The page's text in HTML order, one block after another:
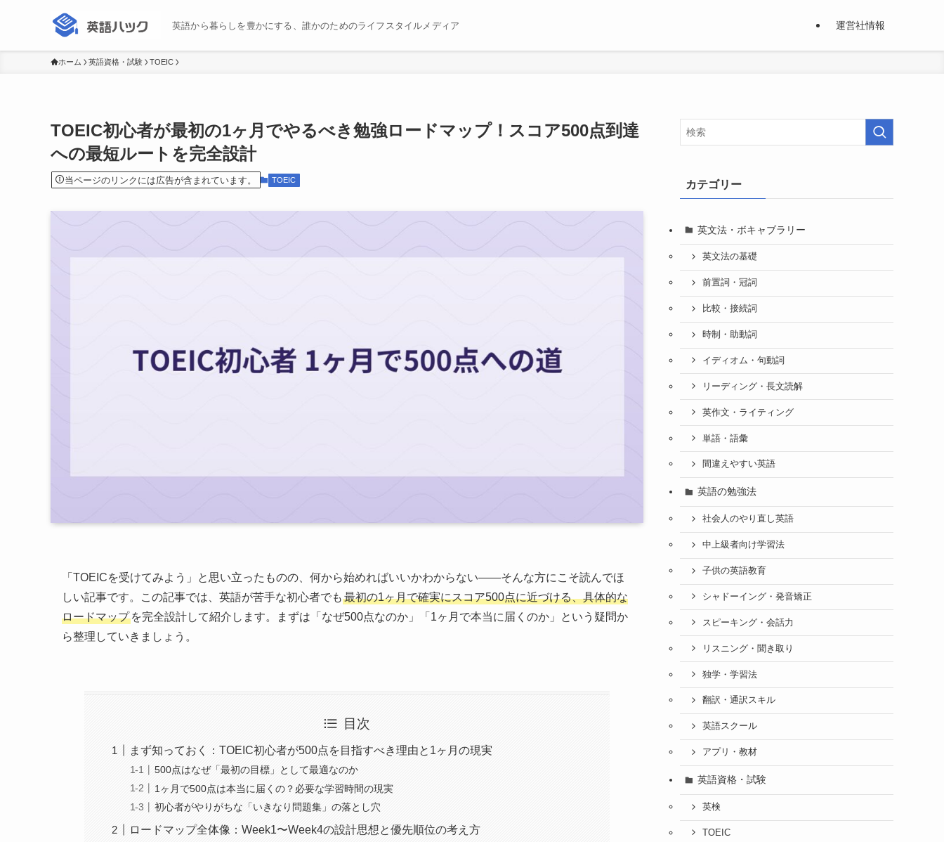
英語から暮らしを豊かにする、誰かのためのライフスタイルメディア 運営社情報
ホーム 英語資格・試験 TOEIC
TOEIC初心者が最初の1ヶ月でやるべき勉強ロードマップ！スコア500点到達
への最短ルートを完全設計
当ページのリンクには広告が含まれています。 TOEIC
「TOEICを受けてみよう」と思い立ったものの、何から始めればいいかわからない——そんな方にこそ読んでほ
しい記事です。この記事では、英語が苦手な初心者でも 最初の1ヶ月で確実にスコア500点に近づける、具体的な
ロードマップ を完全設計して紹介します。まずは「なぜ500点なのか」「1ヶ月で本当に届くのか」という疑問か
ら整理していきましょう。
目次
まず知っておく：TOEIC初心者が500点を目指すべき理由と1ヶ月の現実
500点はなぜ「最初の目標」として最適なのか
1ヶ月で500点は本当に届くの？必要な学習時間の現実
初心者がやりがちな「いきなり問題集」の落とし穴
ロードマップ全体像：Week1〜Week4の設計思想と優先順位の考え方
カテゴリー
英文法・ボキャブラリー
英文法の基礎
前置詞・冠詞
比較・接続詞
時制・助動詞
イディオム・句動詞
リーディング・長文読解
英作文・ライティング
単語・語彙
間違えやすい英語
英語の勉強法
社会人のやり直し英語
中上級者向け学習法
子供の英語教育
シャドーイング・発音矯正
スピーキング・会話力
リスニング・聞き取り
独学・学習法
翻訳・通訳スキル
英語スクール
アプリ・教材
英語資格・試験
英検
TOEIC